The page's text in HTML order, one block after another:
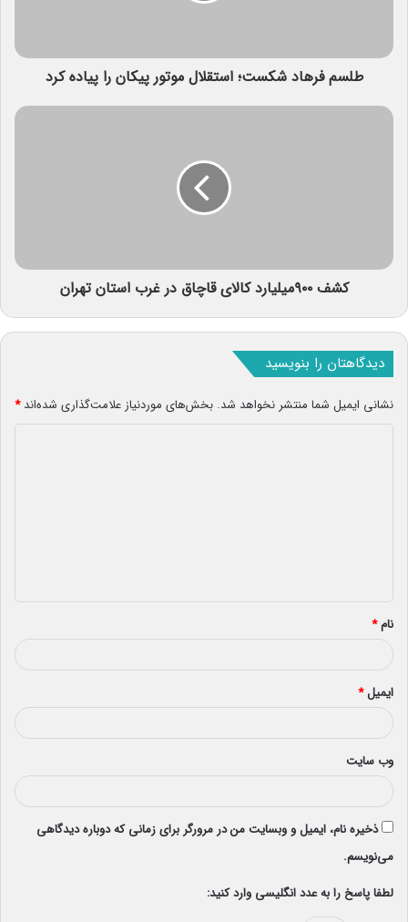
طلسم فرهاد شکست؛ استقلال موتور پیکان را پیاده کرد
کشف ۹۰۰میلیارد کالای قاچاق در غرب استان تهران
دیدگاهتان را بنویسید
نشانی ایمیل شما منتشر نخواهد شد. بخش‌های موردنیاز علامت‌گذاری شده‌اند*
*
نام*
ایمیل*
وب‌ سایت
ذخیره نام، ایمیل و وبسایت من در مرورگر برای زمانی که دوباره دیدگاهی
می‌نویسم.
لطفا پاسخ را به عدد انگلیسی وارد کنید: